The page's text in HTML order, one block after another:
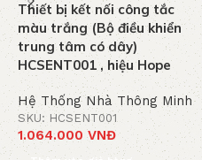
Thiết bị kết nối công tắc
màu trắng (Bộ điều khiển
trung tâm có dây)
HCSENT001 , hiệu Hope
Hệ Thống Nhà Thông Minh
SKU: HCSENT001
1.064.000VNĐ